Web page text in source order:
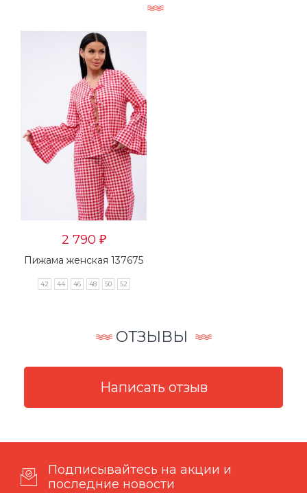
2 790 ₽
Пижама женская 137675
42 44 46 48 50 52
ОТЗЫВЫ
Подписывайтесь на акции и
последние новости